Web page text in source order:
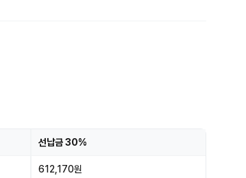
선납금 30%
612,170원